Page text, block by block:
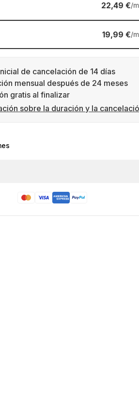
22,49 €/
19,99 €/
de cancelación de 14 días
mensual después de 24 meses
gratis al finalizar
sobre la duración y la